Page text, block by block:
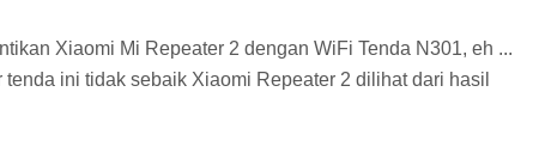
Xiaomi Mi Repeater 2 dengan WiFi Tenda N301, eh ...
ini tidak sebaik Xiaomi Repeater 2 dilihat dari hasil